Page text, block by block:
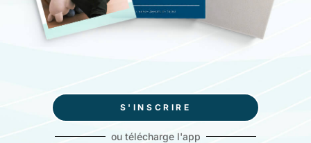
S'INSCRIRE
ou télécharge l'app